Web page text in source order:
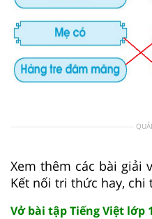
Xem thêm các bài giải
Kết nối tri thức hay, chi
Vở bài tập Tiếng Việt lớp